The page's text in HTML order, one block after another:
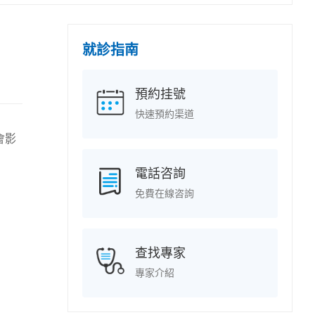
影
就診指南
預約挂號
快速預約渠道
電話咨詢
免費在線咨詢
查找專家
專家介紹